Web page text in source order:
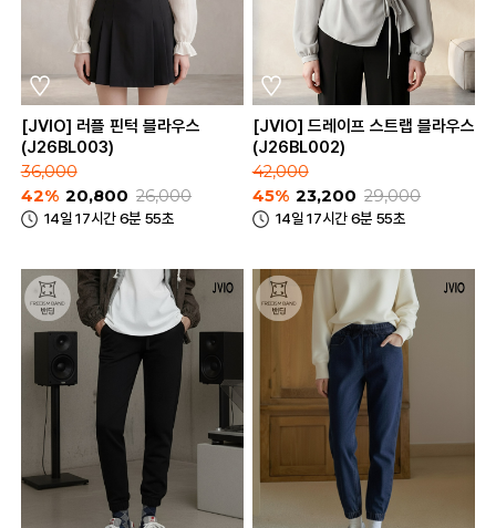
[JVIO] 러플 핀턱 블라우스
(J26BL003)
36,000
42% 20,800 26,000
14일 17시간 6분 55초
[JVIO] 드레이프 스트랩 블라우스
(J26BL002)
42,000
45% 23,200 29,000
14일 17시간 6분 55초